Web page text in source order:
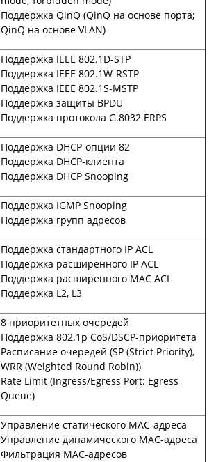
Поддержка QinQ (QinQ на основе порта;
QinQ на основе VLAN)
Поддержка IEEE 802.1D-STP
Поддержка IEEE 802.1W-RSTP
Поддержка IEEE 802.1S-MSTP
Поддержка защиты BPDU
Поддержка протокола G.8032 ERPS
Поддержка DHCP-опции 82
Поддержка DHCP-клиента
Поддержка DHCP Snooping
Поддержка IGMP Snooping
Поддержка групп адресов
Поддержка стандартного IP ACL
Поддержка расширенного IP ACL
Поддержка расширенного MAC ACL
Поддержка L2, L3
8 приоритетных очередей
Поддержка 802.1p CoS/DSCP-приоритета
Расписание очередей (SP (Strict Priority),
WRR (Weighted Round Robin))
Rate Limit (Ingress/Egress Port: Egress
Queue)
Управление статического MAC-адреса
Управление динамического MAC-адреса
Фильтрация MAC-адресов